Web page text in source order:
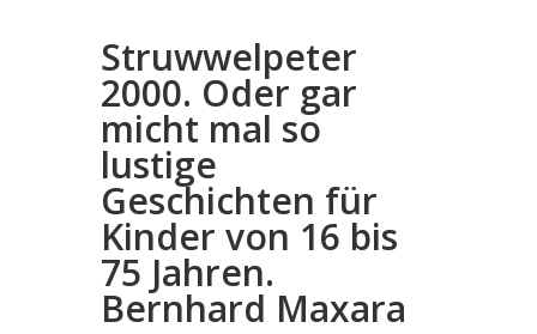
Struwwelpeter
2000. Oder gar
micht mal so
lustige
Geschichten für
Kinder von 16 bis
75 Jahren.
Bernhard Maxara